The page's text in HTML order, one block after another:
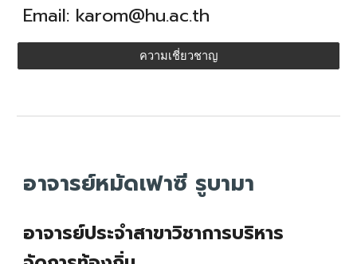
Email: karom@hu.ac.th
ความเชี่ยวชาญ
อาจารย์หมัดเฟาซี รูบามา
อาจารย์ประจำสาขาวิชาการบริหาร